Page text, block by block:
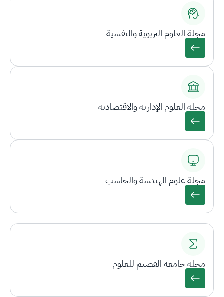
مجلة العلوم التربوية والنفسية
مجلة العلوم الإدارية والاقتصادية
مجلة علوم الهندسة والحاسب
مجلة جامعة القصيم للعلوم